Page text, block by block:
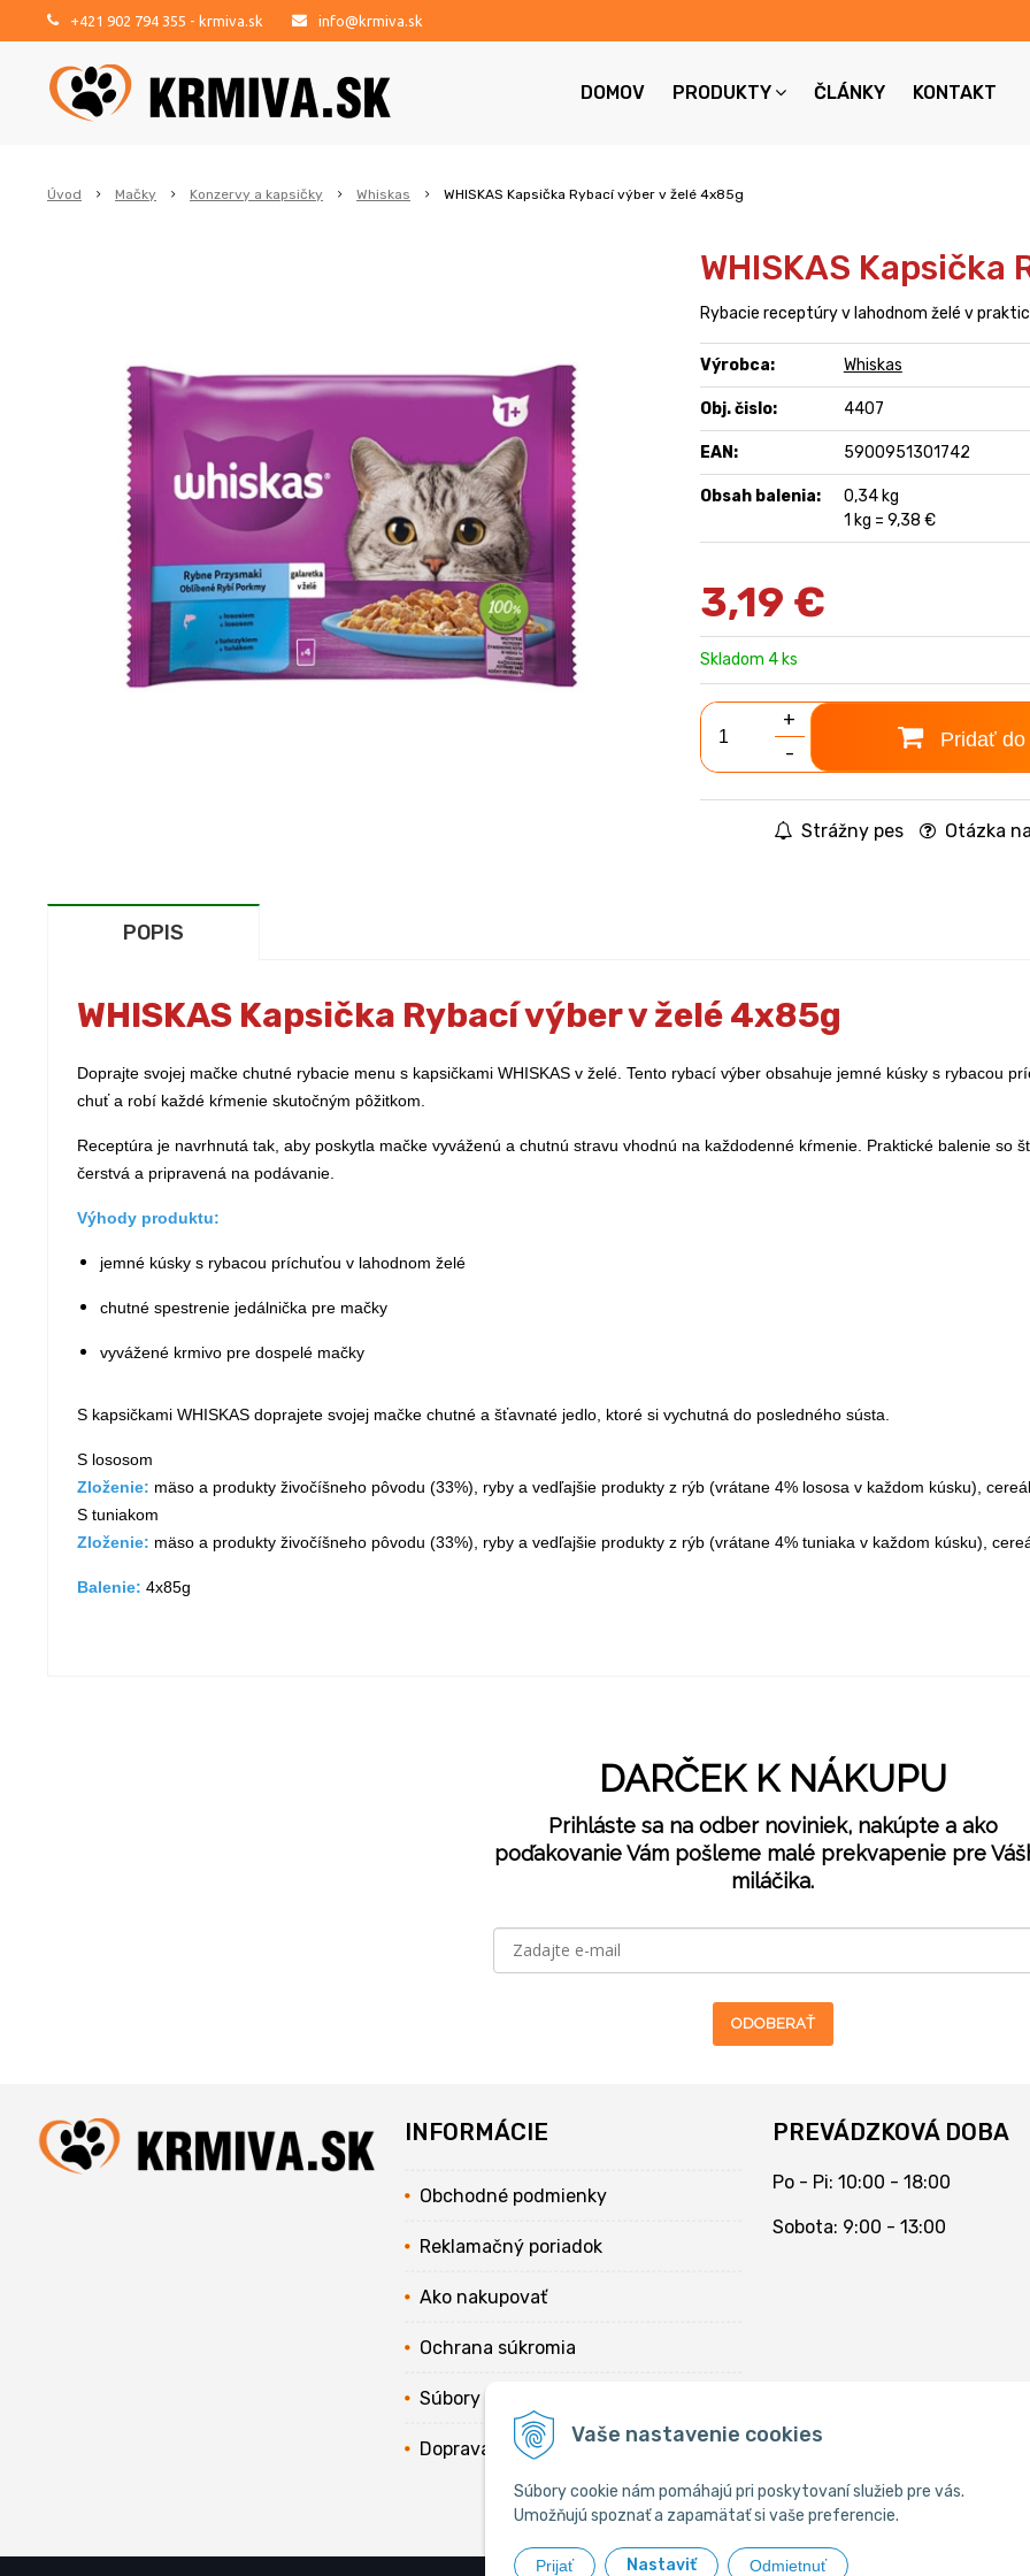
Vaše nastavenie cookies
Súbory cookie nám pomáhajú pri poskytovaní služieb pre vás.
Umožňujú spoznať a zapamätať si vaše preferencie.
Prijať Nastaviť Odmietnuť
+421 902 794 355 - krmiva.sk info@krmiva.sk
DOMOV PRODUKTY ČLÁNKY KONTAKT
Úvod Mačky Konzervy a kapsičky Whiskas WHISKAS Kapsička Rybací výber v želé 4x85g
WHISKAS
Rybacie receptúry v lahodnom želé v
Výrobca: Whiskas
Obj. čislo: 4407
EAN: 5900951301742
Obsah balenia:
0,34 kg
1 kg = 9,38 €
3,19 €
Skladom 4 ks
+
-
Pridať
Strážny pes Otázka
POPIS
WHISKAS Kapsička Rybací výber v želé 4x85g
Doprajte svojej mačke chutné rybacie menu s kapsičkami WHISKAS v želé. Tento rybací výber obsahuje jemné kúsky s rybacou
chuť a robí každé kŕmenie skutočným pôžitkom.
Receptúra je navrhnutá tak, aby poskytla mačke vyváženú a chutnú stravu vhodnú na každodenné kŕmenie. Praktické balenie so
čerstvá a pripravená na podávanie.
Výhody produktu:
jemné kúsky s rybacou príchuťou v lahodnom želé
chutné spestrenie jedálnička pre mačky
vyvážené krmivo pre dospelé mačky
S kapsičkami WHISKAS doprajete svojej mačke chutné a šťavnaté jedlo, ktoré si vychutná do posledného sústa.
S lososom
Zloženie: mäso a produkty živočíšneho pôvodu (33%), ryby a vedľajšie produkty z rýb (vrátane 4% lososa v každom kúsku),
S tuniakom
Zloženie: mäso a produkty živočíšneho pôvodu (33%), ryby a vedľajšie produkty z rýb (vrátane 4% tuniaka v každom kúsku),
Balenie: 4x85g
DARČEK K NÁKUPU
Prihláste sa na odber noviniek, nakúpte a ako
poďakovanie Vám pošleme malé prekvapenie pre
miláčika.
ODOBERAŤ
INFORMÁCIE
Obchodné podmienky
Reklamačný poriadok
Ako nakupovať
Ochrana súkromia
Súbory cookies
Doprava
PREVÁDZKOVÁ DOBA
Po - Pi: 10:00 - 18:00
Sobota: 9:00 - 13:00